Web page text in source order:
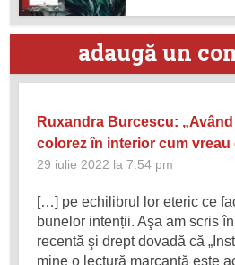
adaugă un
Ruxandra Burcescu:
colorez în interior cum vreau
29 iulie 2022 la 7:54 pm
[…] pe echilibrul lor eteric ce
bunelor intenții. Aşa am scris
recentă şi drept dovadă că
mine o lectură marcantă este